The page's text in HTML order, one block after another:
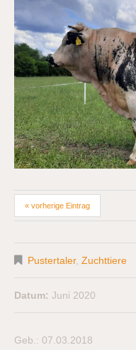
« vorherige Eintrag
Pustertaler, Zuchttiere
Datum: Juni 2020
Geb.: 07.03.2018